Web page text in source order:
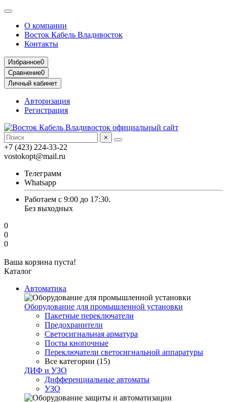
О компании
Восток Кабель Владивосток
Контакты
Избранное0
Сравнение0
Личный кабинет
Авторизация
Регистрация
×
+7 (423) 224-33-22
vostokopt@mail.ru
Телеграмм
Whatsapp
Работаем с 9:00 до 17:30.
Без выходных
0
0
0
Ваша корзина пуста!
Каталог
Автоматика
Оборудование для промышленной установки
Пакетные переключатели
Предохранители
Светосигнальная арматура
Посты кнопочные
Переключатели светосигнальной аппаратуры
Все категории (15)
ДИФ и УЗО
Дифференциальные автоматы
УЗО